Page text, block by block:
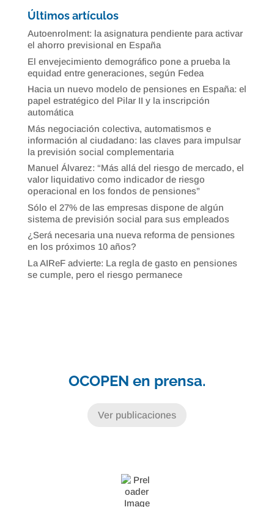
Últimos artículos
Autoenrolment: la asignatura pendiente para activar
el ahorro previsional en España
El envejecimiento demográfico pone a prueba la
equidad entre generaciones, según Fedea
Hacia un nuevo modelo de pensiones en España: el
papel estratégico del Pilar II y la inscripción
automática
Más negociación colectiva, automatismos e
información al ciudadano: las claves para impulsar
la previsión social complementaria
Manuel Álvarez: “Más allá del riesgo de mercado, el
valor liquidativo como indicador de riesgo
operacional en los fondos de pensiones”
Sólo el 27% de las empresas dispone de algún
sistema de previsión social para sus empleados
¿Será necesaria una nueva reforma de pensiones
en los próximos 10 años?
La AIReF advierte: La regla de gasto en pensiones
se cumple, pero el riesgo permanece
OCOPEN en prensa.
Ver publicaciones